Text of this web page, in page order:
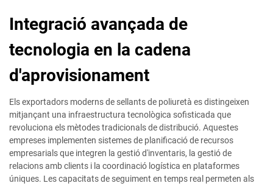
Integració avançada de
tecnologia en la cadena
d'aprovisionament
Els exportadors moderns de sellants de poliuretà es distingeixen
mitjançant una infraestructura tecnològica sofisticada que
revoluciona els mètodes tradicionals de distribució. Aquestes
empreses implementen sistemes de planificació de recursos
empresarials que integren la gestió d'inventaris, la gestió de
relacions amb clients i la coordinació logística en plataformes
úniques. Les capacitats de seguiment en temps real permeten als